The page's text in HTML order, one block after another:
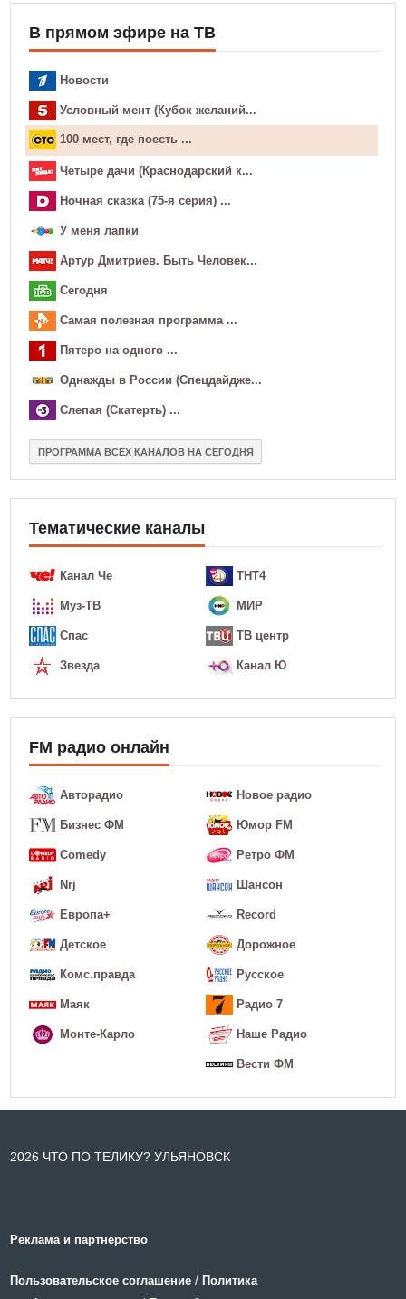
В прямом эфире на ТВ
Новости
Условный мент (Кубок желаний...
100 мест, где поесть ...
Четыре дачи (Краснодарский к...
Ночная сказка (75-я серия) ...
У меня лапки
Артур Дмитриев. Быть Человек...
Сегодня
Самая полезная программа ...
Пятеро на одного ...
Однажды в России (Спецдайдже...
Слепая (Скатерть) ...
ПРОГРАММА ВСЕХ КАНАЛОВ НА СЕГОДНЯ
Тематические каналы
Канал Че
Муз-ТВ
Спас
Звезда
ТНТ4
МИР
ТВ центр
Канал Ю
FM радио онлайн
Авторадио
Бизнес ФМ
Comedy
Nrj
Европа+
Детское
Комс.правда
Маяк
Монте-Карло
Новое радио
Юмор FM
Ретро ФМ
Шансон
Record
Дорожное
Русское
Радио 7
Наше Радио
Вести ФМ
2026 ЧТО ПО ТЕЛИКУ? УЛЬЯНОВСК
Реклама и партнерство
Пользовательское соглашение /Политика